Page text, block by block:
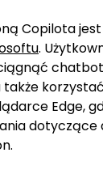
Copilota
.
także
Edge,
dotyczące